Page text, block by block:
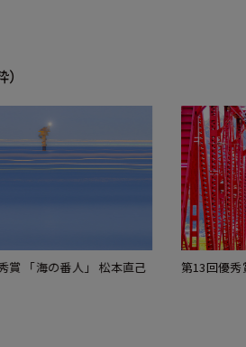
賞 「海の番人」 松本直己 第13回優